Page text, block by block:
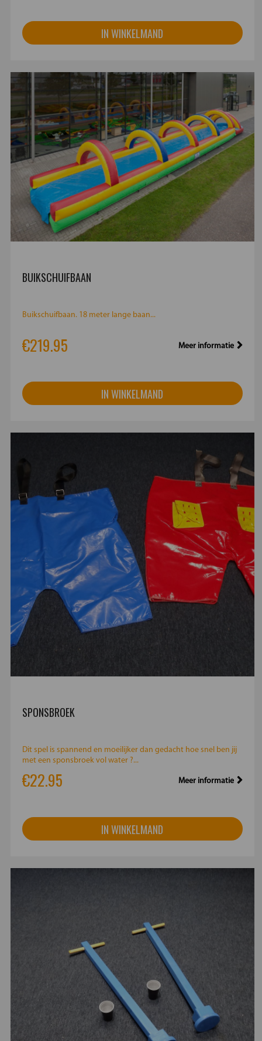
IN WINKELMAND
BUIKSCHUIFBAAN
Buikschuifbaan. 18 meter lange baan...
€219.95 Meer informatie
IN WINKELMAND
SPONSBROEK
Dit spel is spannend en moeilijker dan gedacht hoe snel ben jij
met een sponsbroek vol water ?...
€22.95 Meer informatie
IN WINKELMAND